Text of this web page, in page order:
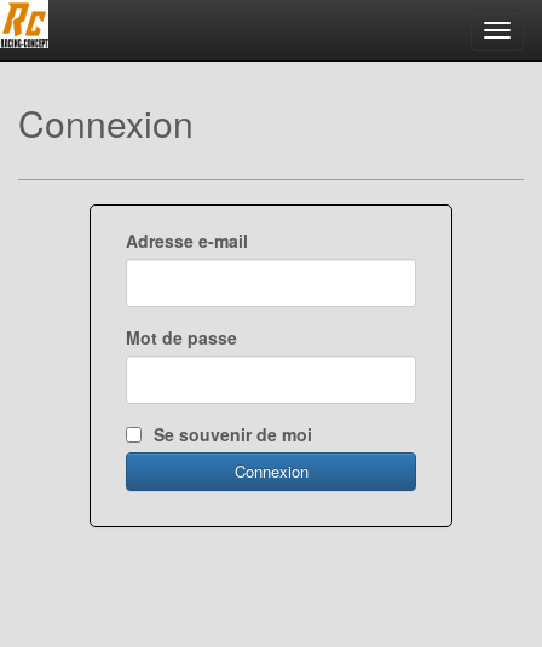
Connexion
Adresse e-mail
Mot de passe
Se souvenir de moi